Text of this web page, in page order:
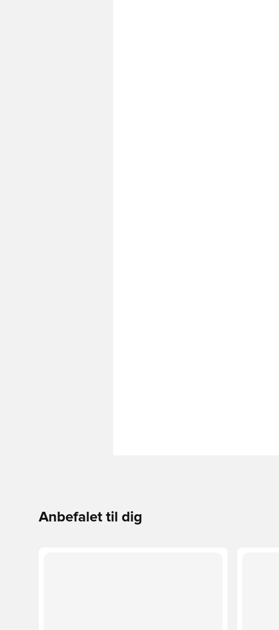
Anbefalet til dig